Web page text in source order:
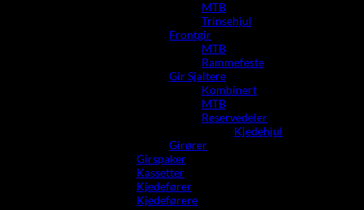
MTB
Trinsehjul
Frontgir
MTB
Rammefeste
Gir Sjaltere
Kombinert
MTB
Reservedeler
Kjedehjul
Girører
Girspaker
Kassetter
Kjedefører
Kjedeførere